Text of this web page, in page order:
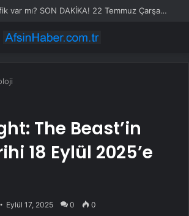
İstanbul’da trafik var mı? SON DAKİKA! 22 Temmuz Çarşamba hangi ilçelerde trafik var, hangi yollar kapalı?
The Beast’in
18 Eylül 2025’e
Eylül 17, 2025 0 0